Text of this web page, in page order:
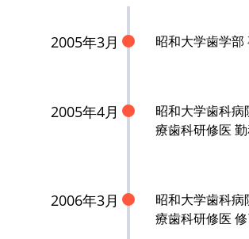
2005年3月 昭和大学歯学部
2005年4月
昭和大学歯科病
療歯科研修医
2006年3月
昭和大学歯科病
療歯科研修医